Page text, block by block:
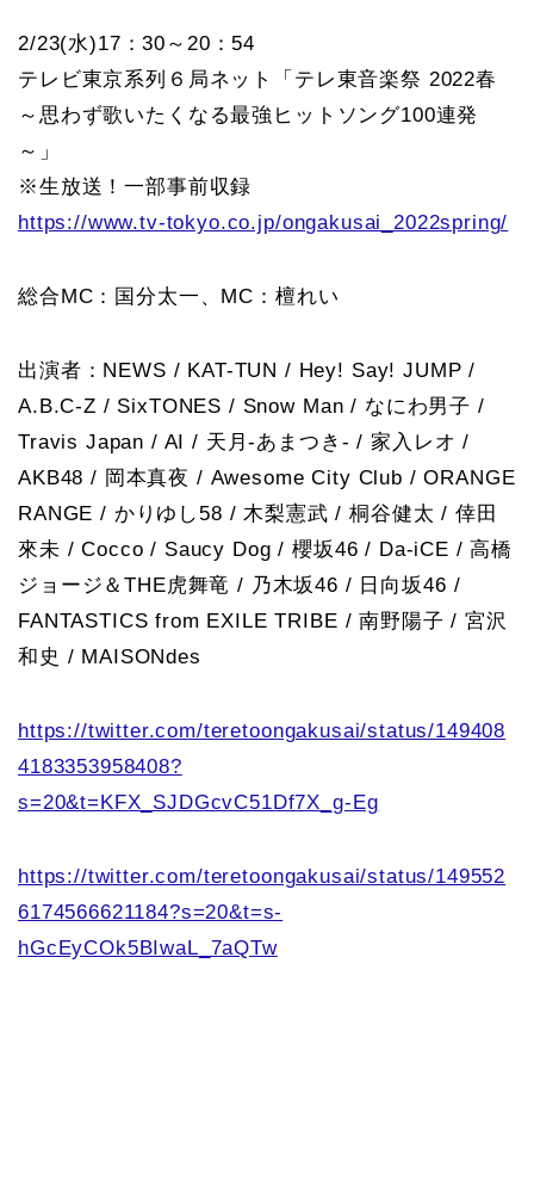
2/23(水)17：30～20：54
テレビ東京系列６局ネット「 テレ東音楽祭 2022春
～思わず歌いたくなる最強ヒットソング100連発
～」
※生放送！一部事前収録
https://www.tv-tokyo.co.jp/ongakusai_2022spring/
総合MC：国分太一、MC：檀れい
出演者：NEWS / KAT-TUN / Hey! Say! JUMP /
A.B.C-Z / SixTONES / Snow Man / なにわ男子 /
Travis Japan / AI / 天月-あまつき- / 家入レオ /
AKB48 / 岡本真夜 / Awesome City Club / ORANGE
RANGE / かりゆし58 / 木梨憲武 / 桐谷健太 / 倖田
來未 / Cocco / Saucy Dog / 櫻坂46 / Da-iCE / 高橋
ジョージ＆THE虎舞竜 / 乃木坂46 / 日向坂46 /
FANTASTICS from EXILE TRIBE / 南野陽子 / 宮沢
和史 / MAISONdes
https://twitter.com/teretoongakusai/status/149408
4183353958408?
s=20&t=KFX_SJDGcvC51Df7X_g-Eg
https://twitter.com/teretoongakusai/status/149552
6174566621184?s=20&t=s-
hGcEyCOk5BIwaL_7aQTw